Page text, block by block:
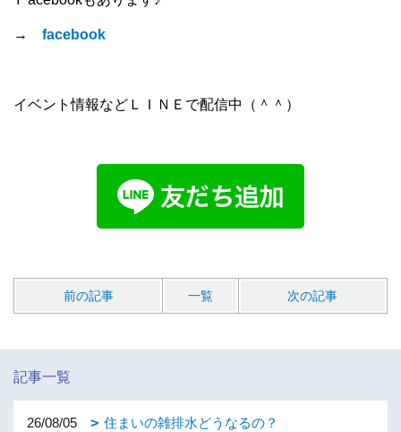
→ facebook
イベント情報などＬＩＮＥで配信中（＾＾）
前の記事 一覧 次の記事
記事一覧
26/08/05 住まいの雑排水どうなるの？